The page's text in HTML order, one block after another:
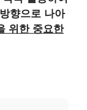
향으로 나아
위한 중요한